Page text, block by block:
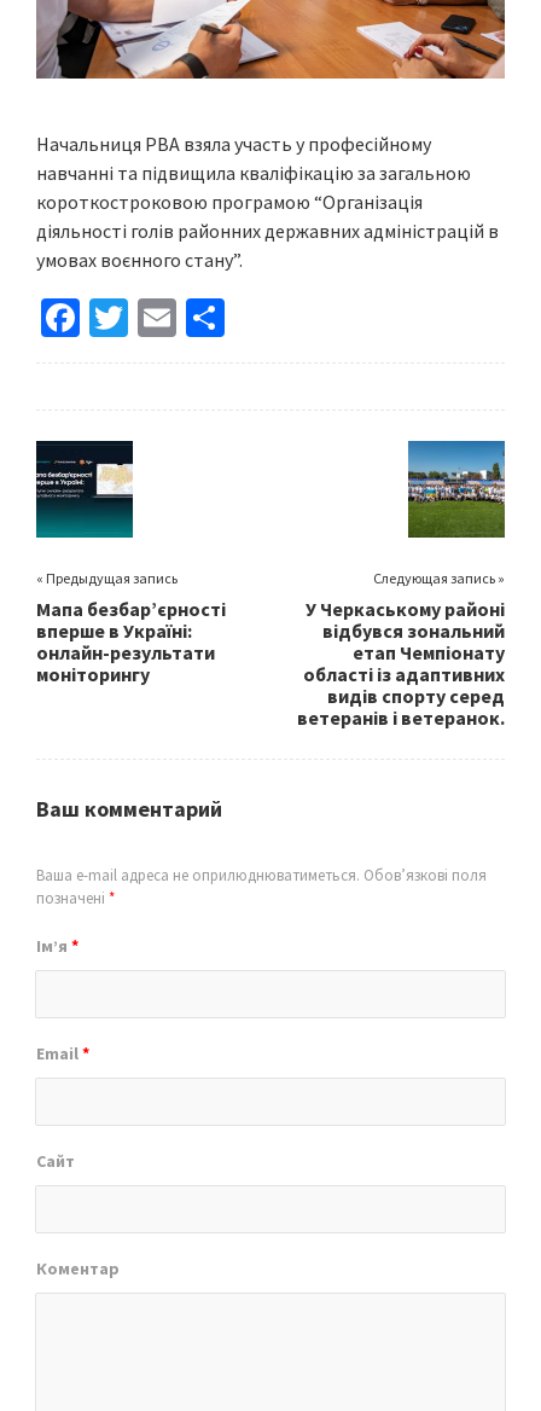
Начальниця РВА взяла участь у професійному
навчанні та підвищила кваліфікацію за загальною
короткостроковою програмою “Організація
діяльності голів районних державних адміністрацій в
умовах воєнного стану”.
Fa
ce
o
o
k
T
wi
er
E
m h
« Предыдущая запись
Мапа безбар’єрності
вперше в Україні:
онлайн-результати
моніторингу
Следующая запись »
У Черкаському районі
відбувся зональний
етап Чемпіонату
області із адаптивних
видів спорту серед
ветеранів і ветеранок.
Ваш комментарий
Ваша e-mail адреса не оприлюднюватиметься. Обов’язкові поля
позначені *
Ім’я *
Email*
Сайт
Коментар